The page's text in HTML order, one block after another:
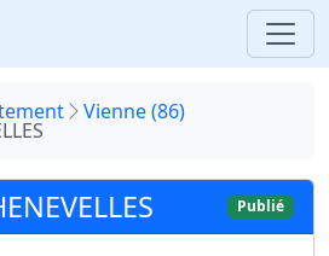
Vienne (86)
Publié